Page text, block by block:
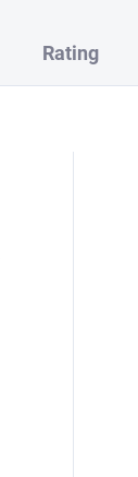
Rating